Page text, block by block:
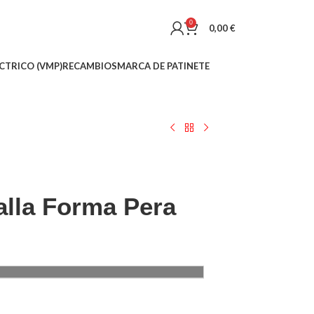
0 0,00€
(VMP)RECAMBIOSMARCA DE PATINETE
Forma Pera